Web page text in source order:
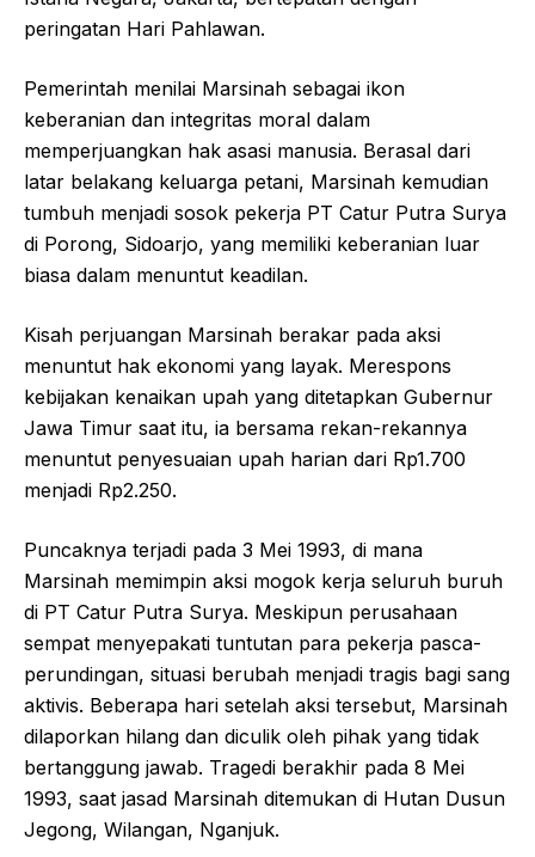
peringatan Hari Pahlawan.
Pemerintah menilai Marsinah sebagai ikon
keberanian dan integritas moral dalam
memperjuangkan hak asasi manusia. Berasal dari
latar belakang keluarga petani, Marsinah kemudian
tumbuh menjadi sosok pekerja PT Catur Putra Surya
di Porong, Sidoarjo, yang memiliki keberanian luar
biasa dalam menuntut keadilan.
Kisah perjuangan Marsinah berakar pada aksi
menuntut hak ekonomi yang layak. Merespons
kebijakan kenaikan upah yang ditetapkan Gubernur
Jawa Timur saat itu, ia bersama rekan-rekannya
menuntut penyesuaian upah harian dari Rp1.700
menjadi Rp2.250.
Puncaknya terjadi pada 3 Mei 1993, di mana
Marsinah memimpin aksi mogok kerja seluruh buruh
di PT Catur Putra Surya. Meskipun perusahaan
sempat menyepakati tuntutan para pekerja pasca-
perundingan, situasi berubah menjadi tragis bagi sang
aktivis. Beberapa hari setelah aksi tersebut, Marsinah
dilaporkan hilang dan diculik oleh pihak yang tidak
bertanggung jawab. Tragedi berakhir pada 8 Mei
1993, saat jasad Marsinah ditemukan di Hutan Dusun
Jegong, Wilangan, Nganjuk.